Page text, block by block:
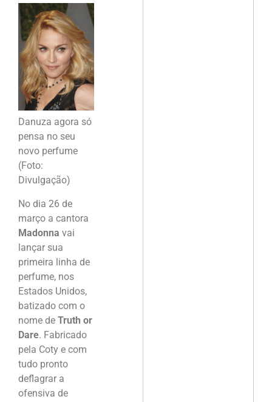
Danuza agora só
pensa no seu
novo perfume
(Foto:
Divulgação)
No dia 26 de
março a cantora
Madonna vai
lançar sua
primeira linha de
perfume, nos
Estados Unidos,
batizado com o
nome de Truth or
Dare. Fabricado
pela Coty e com
tudo pronto
deflagrar a
ofensiva de